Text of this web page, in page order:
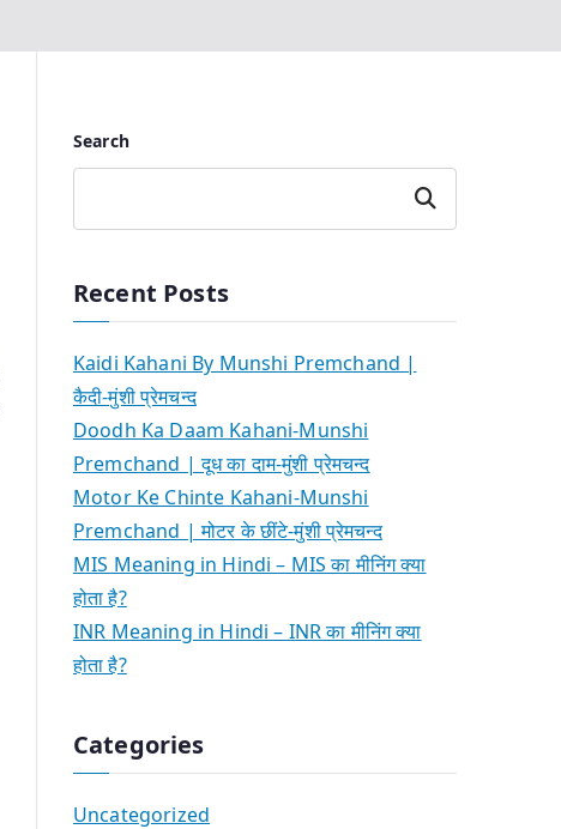
Search
Search
Recent Posts
Kaidi Kahani By Munshi Premchand |
कैदी-मुंशी प्रेमचन्द
Doodh Ka Daam Kahani-Munshi
Premchand | दूध का दाम-मुंशी प्रेमचन्द
Motor Ke Chinte Kahani-Munshi
Premchand | मोटर के छींटे-मुंशी प्रेमचन्द
MIS Meaning in Hindi – MIS का मीनिंग क्या
होता है?
INR Meaning in Hindi – INR का मीनिंग क्या
होता है?
Categories
Uncategorized